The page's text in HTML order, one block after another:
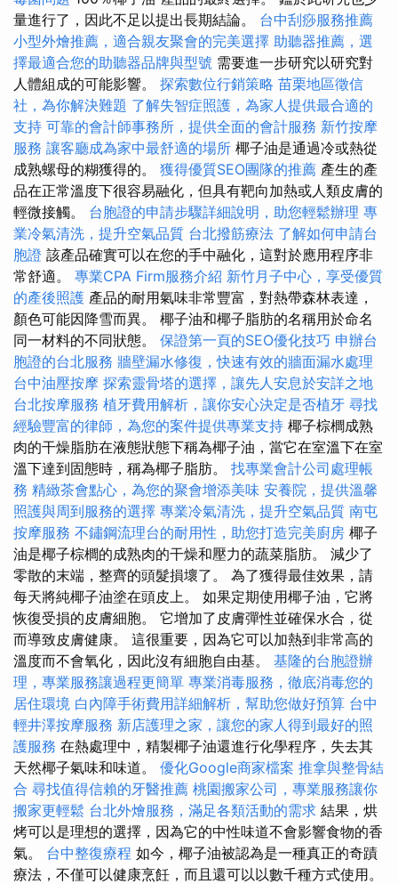
量進行了，因此不足以提出長期結論。 台中刮痧服務推薦
小型外燴推薦，適合親友聚會的完美選擇 助聽器推薦，選
擇最適合您的助聽器品牌與型號 需要進一步研究以研究對
人體組成的可能影響。 探索數位行銷策略 苗栗地區徵信
社，為你解決難題 了解失智症照護，為家人提供最合適的
支持 可靠的會計師事務所，提供全面的會計服務 新竹按摩
服務 讓客廳成為家中最舒適的場所 椰子油是通過冷或熱從
成熟螺母的糊獲得的。 獲得優質SEO團隊的推薦 產生的產
品在正常溫度下很容易融化，但具有靶向加熱或人類皮膚的
輕微接觸。 台胞證的申請步驟詳細說明，助您輕鬆辦理 專
業冷氣清洗，提升空氣品質 台北撥筋療法 了解如何申請台
胞證 該產品確實可以在您的手中融化，這對於應用程序非
常舒適。 專業CPA Firm服務介紹 新竹月子中心，享受優質
的產後照護 產品的耐用氣味非常豐富，對熱帶森林表達，
顏色可能因降雪而異。 椰子油和椰子脂肪的名稱用於命名
同一材料的不同狀態。 保證第一頁的SEO優化技巧 申辦台
胞證的台北服務 牆壁漏水修復，快速有效的牆面漏水處理
台中油壓按摩 探索靈骨塔的選擇，讓先人安息於安詳之地
台北按摩服務 植牙費用解析，讓你安心決定是否植牙 尋找
經驗豐富的律師，為您的案件提供專業支持 椰子棕櫚成熟
肉的干燥脂肪在液態狀態下稱為椰子油，當它在室溫下在室
溫下達到固態時，稱為椰子脂肪。 找專業會計公司處理帳
務 精緻茶會點心，為您的聚會增添美味 安養院，提供溫馨
照護與周到服務的選擇 專業冷氣清洗，提升空氣品質 南屯
按摩服務 不鏽鋼流理台的耐用性，助您打造完美廚房 椰子
油是椰子棕櫚的成熟肉的干燥和壓力的蔬菜脂肪。 減少了
零散的末端，整齊的頭髮損壞了。 為了獲得最佳效果，請
每天將純椰子油塗在頭皮上。 如果定期使用椰子油，它將
恢復受損的皮膚細胞。 它增加了皮膚彈性並確保水合，從
而導致皮膚健康。 這很重要，因為它可以加熱到非常高的
溫度而不會氧化，因此沒有細胞自由基。 基隆的台胞證辦
理，專業服務讓過程更簡單 專業消毒服務，徹底消毒您的
居住環境 白內障手術費用詳細解析，幫助您做好預算 台中
輕井澤按摩服務 新店護理之家，讓您的家人得到最好的照
護服務 在熱處理中，精製椰子油還進行化學程序，失去其
天然椰子氣味和味道。 優化Google商家檔案 推拿與整骨結
合 尋找值得信賴的牙醫推薦 桃園搬家公司，專業服務讓你
搬家更輕鬆 台北外燴服務，滿足各類活動的需求 結果，烘
烤可以是理想的選擇，因為它的中性味道不會影響食物的香
氣。 台中整復療程 如今，椰子油被認為是一種真正的奇蹟
療法，不僅可以健康烹飪，而且還可以以數千種方式使用。